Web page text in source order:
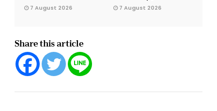
7 August 2026 7 August 2026
Share this article